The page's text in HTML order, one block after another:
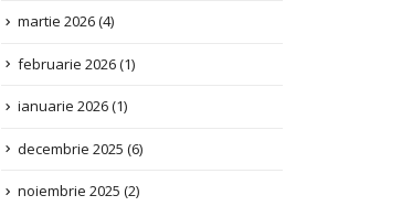
februarie 2026
ianuarie 2026(1)
decembrie 2025(6)
noiembrie 2025(2)
octombrie 2025 (3)